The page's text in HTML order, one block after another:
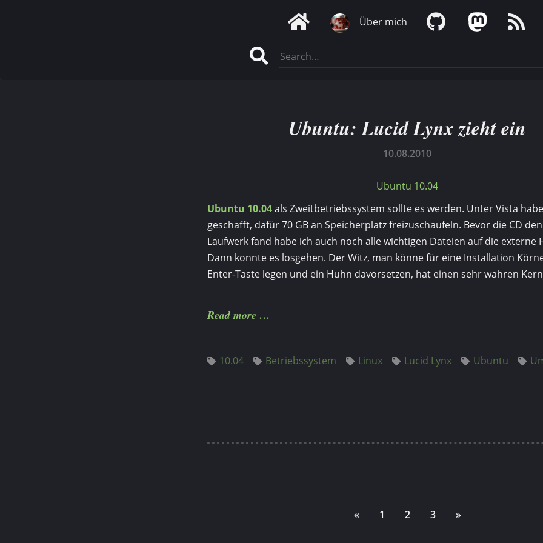
Über mich
Ubuntu: Lucid Lynx zieht ein
10.08.2010
Ubuntu 10.04
Ubuntu 10.04als Zweitbetriebssystem sollte es werden. Unter Vista
geschafft, dafür 70 GB an Speicherplatz freizuschaufeln. Bevor die CD
Laufwerk fand habe ich auch noch alle wichtigen Dateien auf die externe
Dann konnte es losgehen. Der Witz, man könne für eine Installation
Enter-Taste legen und ein Huhn davor­setzen, hat einen sehr wahren
Read more
10.04 Betriebssystem Linux Lucid Lynx Ubuntu
« 1 2 3 »